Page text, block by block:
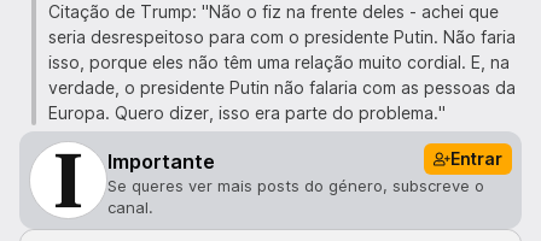
Citação de Trump: "Não o fiz na frente deles - achei que
seria desrespeitoso para com o presidente Putin. Não faria
isso, porque eles não têm uma relação muito cordial. E, na
verdade, o presidente Putin não falaria com as pessoas da
Europa. Quero dizer, isso era parte do problema."
Importante Entrar
Se queres ver mais posts do género, subscreve o
canal.